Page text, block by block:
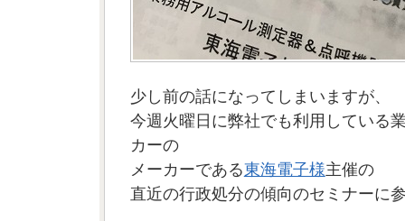
少し前の話になってしまいますが、
今週火曜日に弊社でも利用している
カーの
メーカーである東海電子様主催の
直近の行政処分の傾向のセミナーに